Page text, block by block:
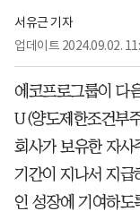
서유근 기자
업데이트 2024.09.02.
에코프로그룹이 다
U(양도제한조건부
회사가 보유한 자
기간이 지나서 지급
인 성장에 기여하도